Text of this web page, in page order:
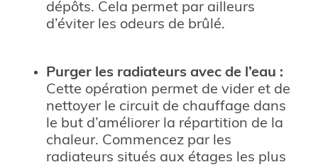
dépôts. Cela permet par ailleurs
d’éviter les odeurs de brûlé.
Purger les radiateurs avec de l’eau :
Cette opération permet de vider et de
nettoyer le circuit de chauffage dans
le but d’améliorer la répartition de la
chaleur. Commencez par les
radiateurs situés aux étages les plus